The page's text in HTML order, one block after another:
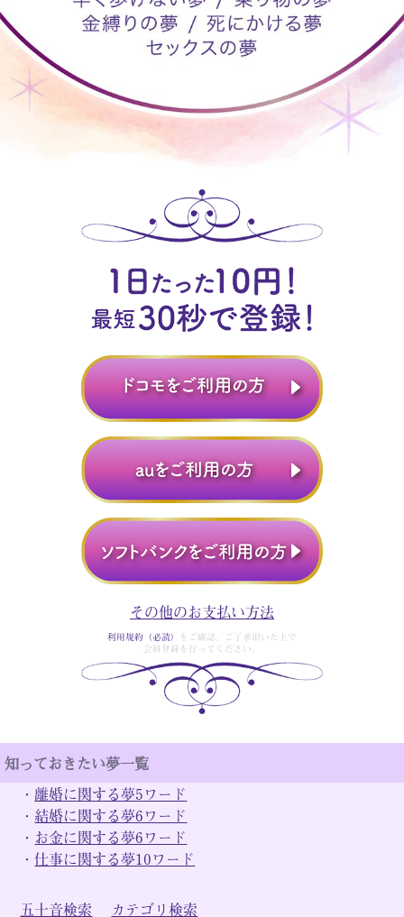
その他のお支払い方法
利用規約（必読）
をご確認、ご了承頂いた上で
会員登録を行ってください。
知っておきたい夢一覧
・ 離婚に関する夢5ワード
・ 結婚に関する夢6ワード
・ お金に関する夢6ワード
・仕事に関する夢10ワード
五十音検索 カテゴリ検索